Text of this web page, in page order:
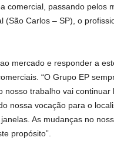
comercial, passando pelos
(São Carlos – SP), o
mercado e responder a
“O Grupo EP
nosso trabalho vai continuar
nossa vocação para o
As mudanças no
propósito”.